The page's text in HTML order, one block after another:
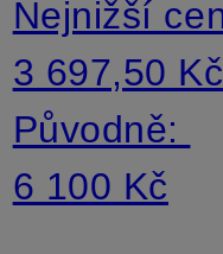
Nejnižší
3 697,50 Kč
Původně:
6 100 Kč